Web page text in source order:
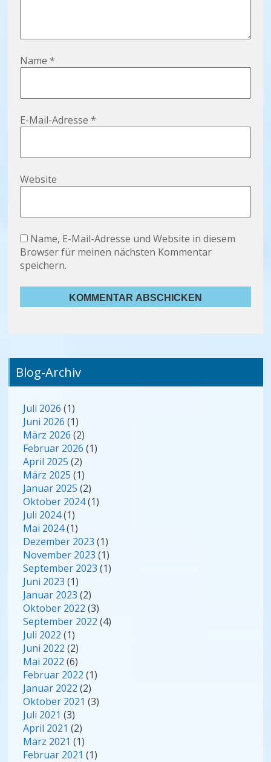
Name*
E-Mail-Adresse*
Website
Name, E-Mail-Adresse und Website in diesem
Browser für meinen nächsten Kommentar
speichern.
Blog-Archiv
Juli 2026 (1)
Juni 2026 (1)
März 2026 (2)
Februar 2026 (1)
April 2025 (2)
März 2025 (1)
Januar 2025 (2)
Oktober 2024(1)
Juli 2024(1)
Mai 2024(1)
Dezember 2023 (1)
November 2023 (1)
September 2023 (1)
Juni 2023 (1)
Januar 2023 (2)
Oktober 2022 (3)
September 2022 (4)
Juli 2022 (1)
Juni 2022 (2)
Mai 2022 (6)
Februar 2022 (1)
Januar 2022 (2)
Oktober 2021 (3)
Juli 2021 (3)
April 2021 (2)
März 2021 (1)
Februar 2021 (1)